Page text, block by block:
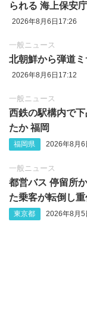
られる 海上保安庁
2026年8月6日17:26
一般ニュース
北朝鮮から弾道
2026年8月6日17:12
一般ニュース
西鉄の駅構内で
たか 福岡
福岡県 2026年8月6
一般ニュース
都営バス 停留所
た乗客が転倒し重
東京都 2026年8月5